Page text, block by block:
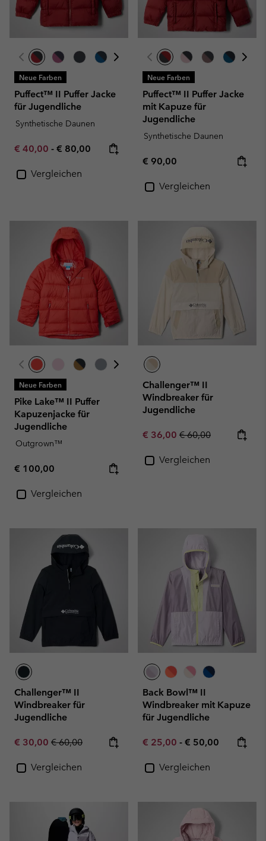
Neue Farben
Puffect™ II Puffer Jacke
für Jugendliche
Synthetische Daunen
Minimum sale price:
€ 40,00 - Maximum price:
€ 80,00
Vergleichen
Neue Farben
Puffect™ II Puffer Jacke
mit Kapuze für
Jugendliche
Synthetische Daunen
Regular price:
€ 90,00
Vergleichen
Neue Farben
Pike Lake™ II Puffer
Kapuzenjacke für
Jugendliche
Outgrown™
Regular price:
€ 100,00
Vergleichen
Challenger™ II
Windbreaker für
Jugendliche
Sale price:
€ 36,00 Regular price:
€ 60,00
Vergleichen
Challenger™ II
Windbreaker für
Jugendliche
Sale price:
€ 30,00 Regular price:
€ 60,00
Vergleichen
Back Bowl™ II
Windbreaker mit Kapuze
für Jugendliche
Minimum sale price:
€ 25,00 - Maximum price:
€ 50,00
Vergleichen